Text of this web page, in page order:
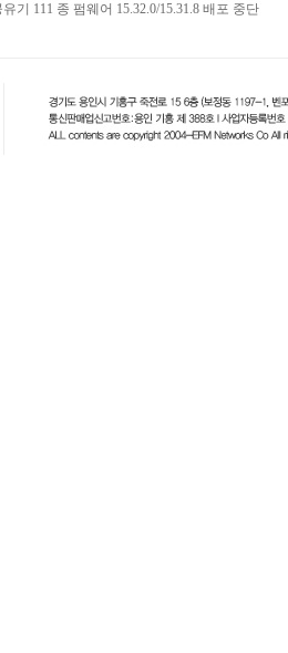
기 111 종 펌웨어 15.32.0/15.31.8 배포 중단